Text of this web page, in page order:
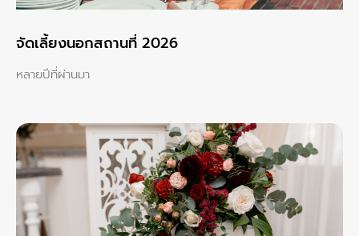
จัดเลี้ยงนอกสถานที่ 2026
หลายปีที่ผ่านมา